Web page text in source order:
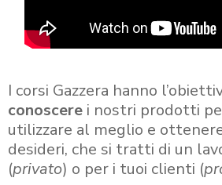
I corsi Gazzera hanno
conoscere i nostri prodotti
utilizzare al meglio e
desideri, che si tratti di un
(privato) o per i tuoi clienti (